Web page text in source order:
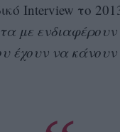
Interview το
με ενδιαφέρουν
έχουν να